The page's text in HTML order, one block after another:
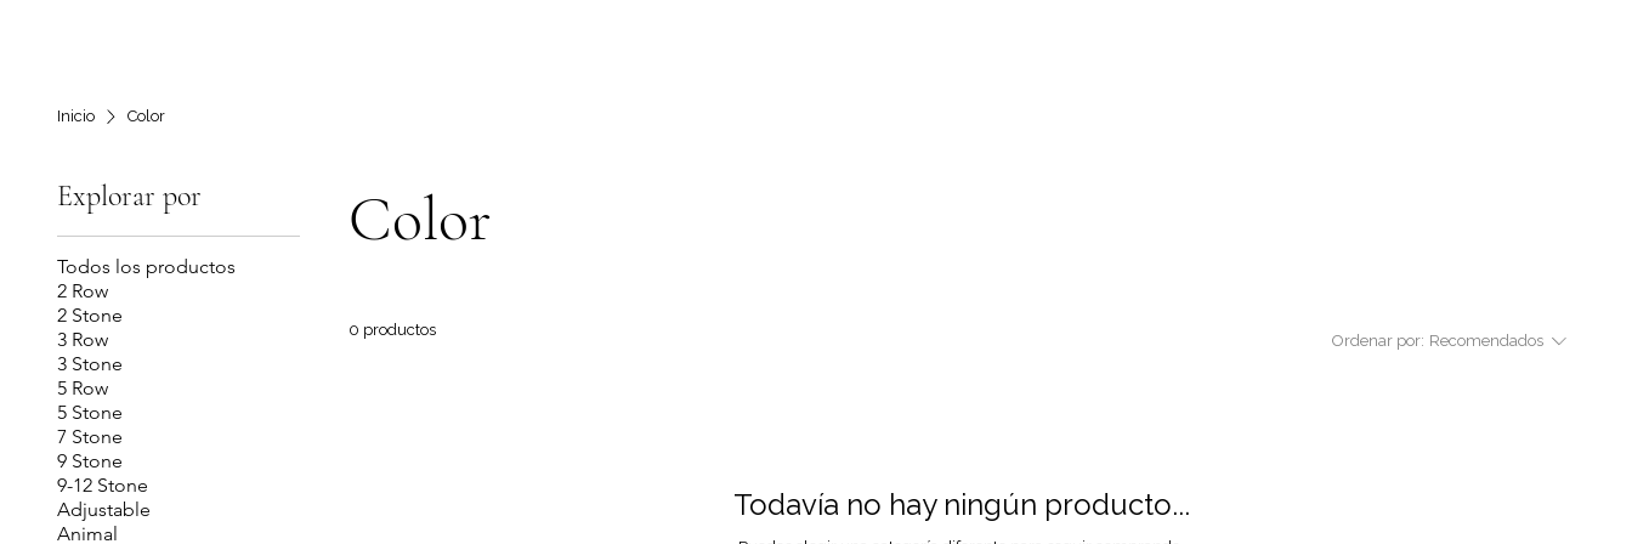
Inicio Color
Explorar por
Todos los productos
2 Row
2 Stone
3 Row
3 Stone
5 Row
5 Stone
7 Stone
9 Stone
9-12 Stone
Adjustable
Animal
Color
0 productos
Ordenar por: Recomendados
Todavía no hay ningún producto...